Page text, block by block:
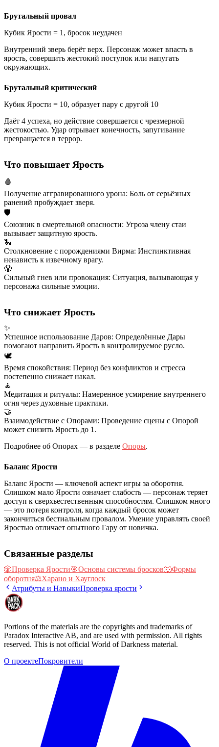
Брутальный провал
Кубик Ярости = 1, бросок неудачен
Внутренний зверь берёт верх. Персонаж может впасть в
ярость, совершить жестокий поступок или напугать
окружающих.
Брутальный критический
Кубик Ярости = 10, образует пару с другой 10
Даёт 4 успеха, но действие совершается с чрезмерной
жестокостью. Удар отрывает конечность, запугивание
превращается в террор.
Что повышает Ярость
🩸
Получение аггравированного урона: Боль от серьёзных
ранений пробуждает зверя.
🛡️
Союзник в смертельной опасности: Угроза члену стаи
вызывает защитную ярость.
🐍
Столкновение с порождениями Вирма: Инстинктивная
ненависть к извечному врагу.
😤
Сильный гнев или провокация: Ситуация, вызывающая у
персонажа сильные эмоции.
Что снижает Ярость
✨
Успешное использование Даров: Определённые Дары
помогают направить Ярость в контролируемое русло.
🕊️
Время спокойствия: Период без конфликтов и стресса
постепенно снижает накал.
🧘
Медитация и ритуалы: Намеренное усмирение внутреннего
огня через духовные практики.
🤝
Взаимодействие с Опорами: Проведение сцены с Опорой
может снизить Ярость до 1.
Подробнее об Опорах — в разделе Опоры.
Баланс Ярости
Баланс Ярости — ключевой аспект игры за оборотня.
Слишком мало Ярости означает слабость — персонаж теряет
доступ к сверхъестественным способностям. Слишком много
— это потеря контроля, когда каждый бросок может
закончиться бестиальным провалом. Умение управлять своей
Яростью отличает опытного Гару от новичка.
Связанные разделы
🎲Проверка Ярости🎯Основы системы бросков🐺Формы
оборотня⚖️Харано и Хауглоск
Атрибуты и НавыкиПроверка ярости
Portions of the materials are the copyrights and trademarks of
Paradox Interactive AB, and are used with permission. All rights
reserved. This is not official World of Darkness material.
О проектеПокровители